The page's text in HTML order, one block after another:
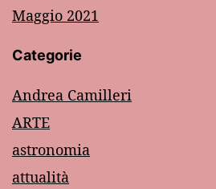
Maggio 2021
Categorie
Andrea Camilleri
ARTE
astronomia
attualità